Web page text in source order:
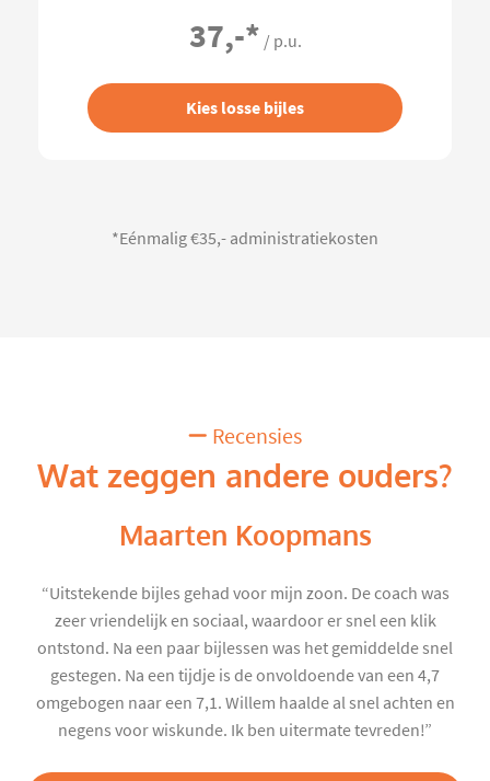
37,-* / p.u.
Kies losse bijles
*Eénmalig €35,- administratiekosten
Recensies
Wat zeggen andere ouders?
Maarten Koopmans
“Uitstekende bijles gehad voor mijn zoon. De coach was
zeer vriendelijk en sociaal, waardoor er snel een klik
ontstond. Na een paar bijlessen was het gemiddelde snel
gestegen. Na een tijdje is de onvoldoende van een 4,7
omgebogen naar een 7,1. Willem haalde al snel achten en
negens voor wiskunde. Ik ben uitermate tevreden!”